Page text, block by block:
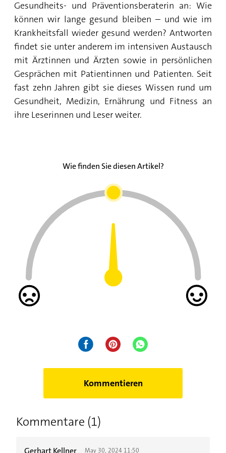
Gesundheits- und Präventionsberaterin an: Wie
können wir lange gesund bleiben – und wie im
Krankheitsfall wieder gesund werden? Antworten
findet sie unter anderem im intensiven Austausch
mit Ärztinnen und Ärzten sowie in persönlichen
Gesprächen mit Patientinnen und Patienten. Seit
fast zehn Jahren gibt sie dieses Wissen rund um
Gesundheit, Medizin, Ernährung und Fitness an
ihre Leserinnen und Leser weiter.
Wie finden Sie diesen Artikel?
Kommentieren
Kommentare (1)
Gerhart Kellner May 30, 2024 11:50